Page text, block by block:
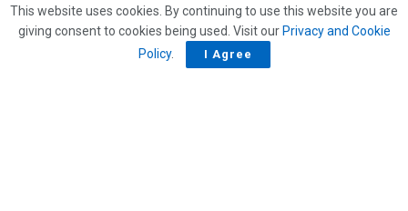
This website uses cookies. By continuing to use this website you are
giving consent to cookies being used. Visit our Privacy and Cookie
Policy. I Agree